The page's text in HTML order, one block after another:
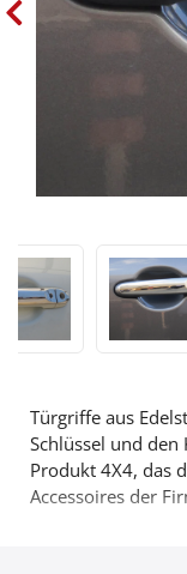
Türgriffe aus
Schlüssel und den
Produkt 4X4, das
Accessoires der